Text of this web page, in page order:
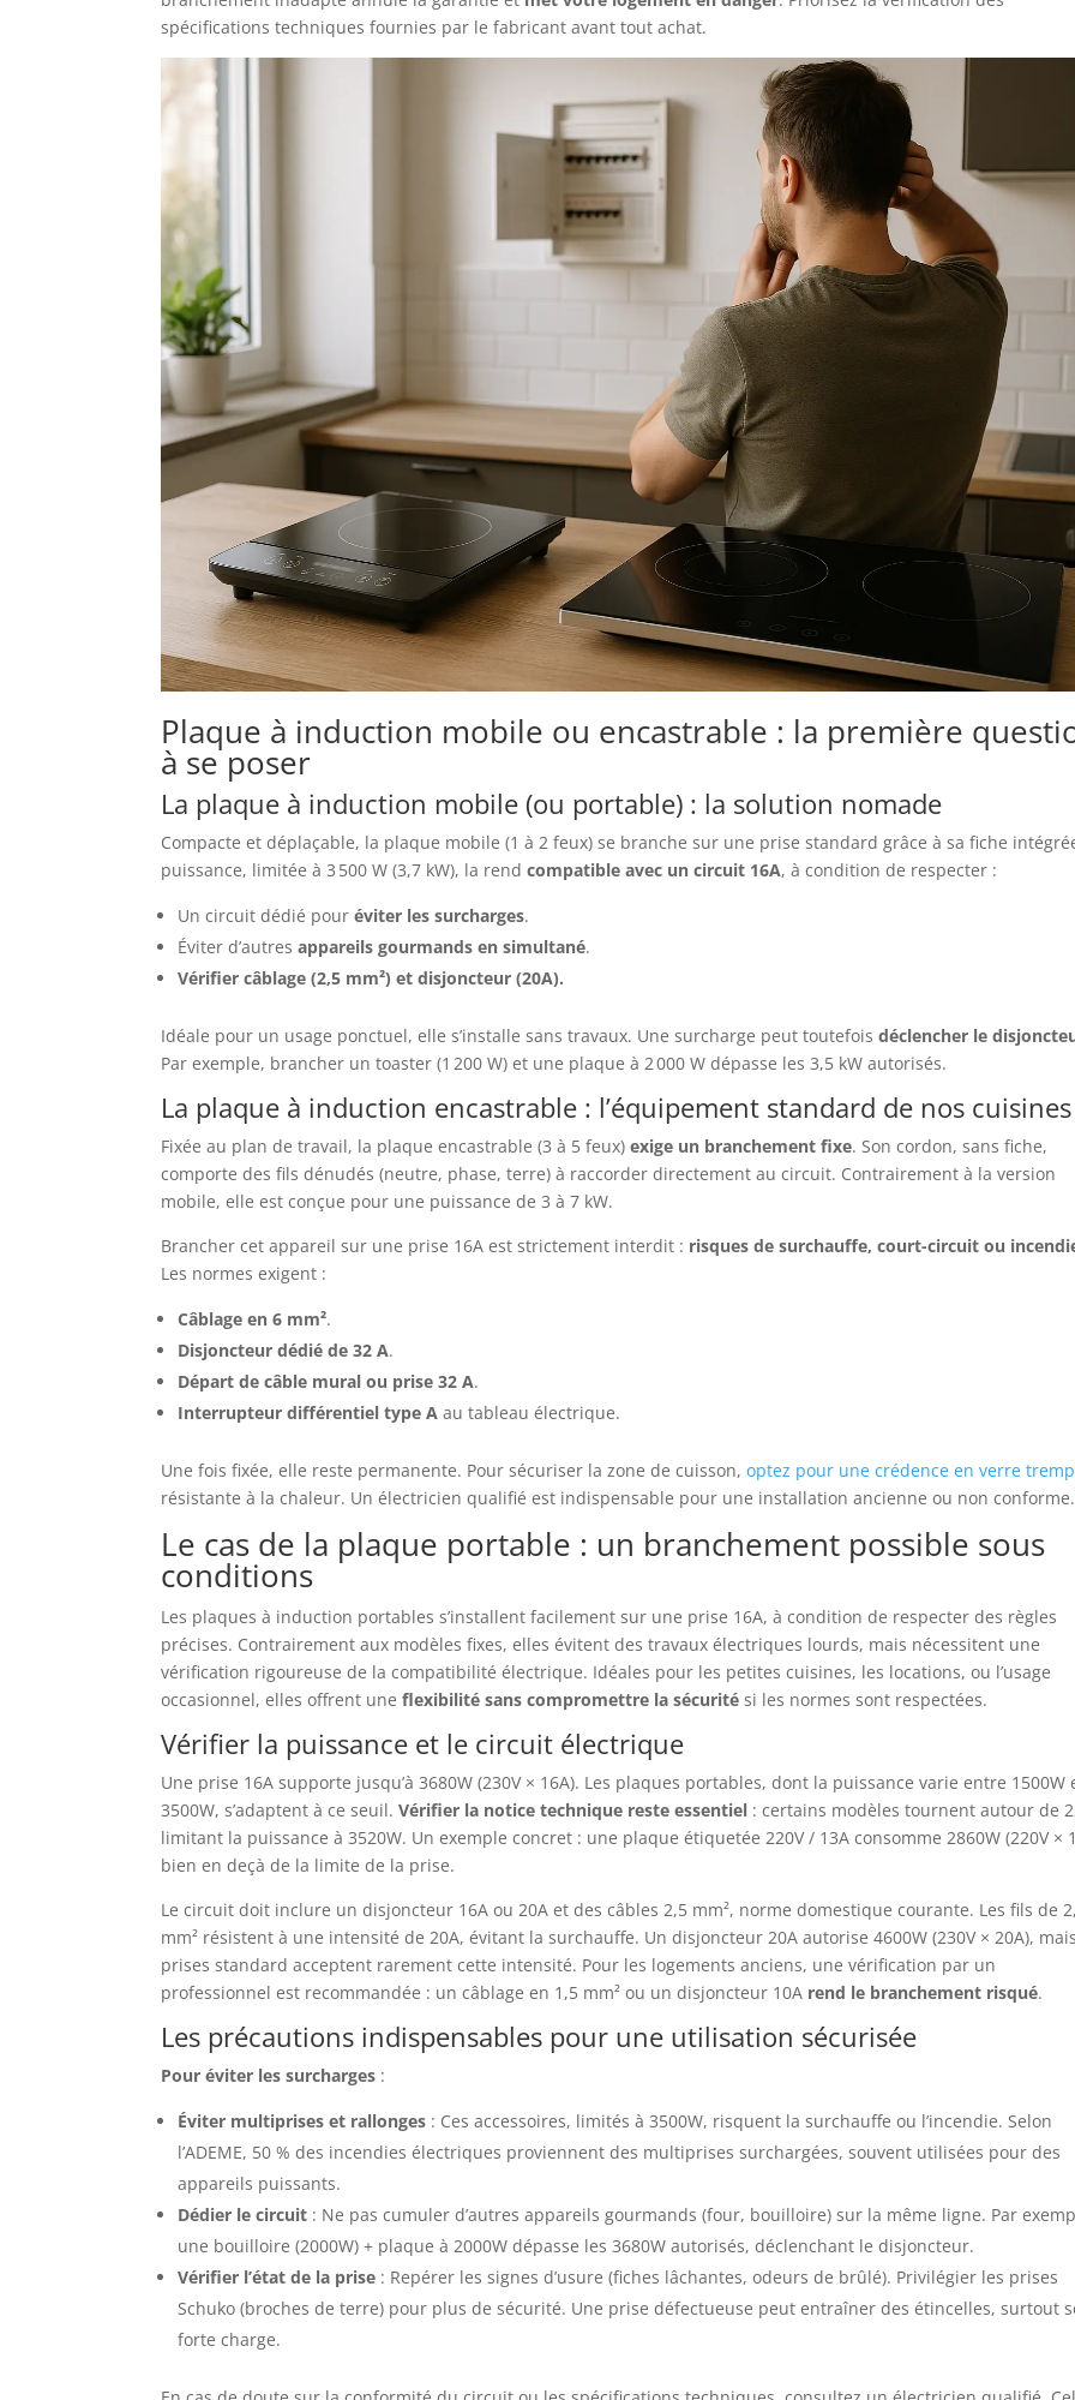
spécifications techniques fournies par le fabricant avant tout achat.
Plaque à induction mobile ou encastrable : la première
à se poser
La plaque à induction mobile (ou portable) : la solution nomade
Compacte et déplaçable, la plaque mobile (1 à 2 feux) se branche sur une prise standard grâce à sa fiche
puissance, limitée à 3 500 W (3,7 kW), la rendcompatible avec un circuit 16A, à condition de respecter :
Un circuit dédié pouréviter les surcharges.
Éviter d’autresappareils gourmands en simultané.
Vérifier câblage (2,5 mm²) et disjoncteur (20A).
Idéale pour un usage ponctuel, elle s’installe sans travaux. Une surcharge peut toutefoisdéclencher le
Par exemple, brancher un toaster (1 200 W) et une plaque à 2 000 W dépasse les 3,5 kW autorisés.
La plaque à induction encastrable : l’équipement standard de nos cuisines
Fixée au plan de travail, la plaque encastrable (3 à 5 feux)exige un branchement fixe. Son cordon, sans fiche,
comporte des fils dénudés (neutre, phase, terre) à raccorder directement au circuit. Contrairement à la version
mobile, elle est conçue pour une puissance de 3 à 7 kW.
Brancher cet appareil sur une prise 16A est strictement interdit : risques de surchauffe, court-circuit ou
Les normes exigent :
Câblage en 6 mm².
Disjoncteur dédié de 32 A.
Départ de câble mural ou prise 32 A.
Interrupteur différentiel type A au tableau électrique.
Une fois fixée, elle reste permanente. Pour sécuriser la zone de cuisson,optez pour une crédence en verre
résistante à la chaleur. Un électricien qualifié est indispensable pour une installation ancienne ou non conforme.
Le cas de la plaque portable : un branchement possible sous
conditions
Les plaques à induction portables s’installent facilement sur une prise 16A, à condition de respecter des règles
précises. Contrairement aux modèles fixes, elles évitent des travaux électriques lourds, mais nécessitent une
vérification rigoureuse de la compatibilité électrique. Idéales pour les petites cuisines, les locations, ou l’usage
occasionnel, elles offrent uneflexibilité sans compromettre la sécurité si les normes sont respectées.
Vérifier la puissance et le circuit électrique
Une prise 16A supporte jusqu’à 3680W (230V × 16A). Les plaques portables, dont la puissance varie entre 1500W
3500W, s’adaptent à ce seuil.Vérifier la notice technique reste essentiel : certains modèles tournent autour de
limitant la puissance à 3520W. Un exemple concret : une plaque étiquetée 220V / 13A consomme 2860W (220V ×
bien en deçà de la limite de la prise.
Le circuit doit inclure un disjoncteur 16A ou 20A et des câbles 2,5 mm², norme domestique courante. Les fils de
mm² résistent à une intensité de 20A, évitant la surchauffe. Un disjoncteur 20A autorise 4600W (230V × 20A),
prises standard acceptent rarement cette intensité. Pour les logements anciens, une vérification par un
professionnel est recommandée : un câblage en 1,5 mm² ou un disjoncteur 10A rend le branchement risqué.
Les précautions indispensables pour une utilisation sécurisée
Pour éviter les surcharges :
Éviter multiprises et rallonges : Ces accessoires, limités à 3500W, risquent la surchauffe ou l’incendie. Selon
l’ADEME, 50 % des incendies électriques proviennent des multiprises surchargées, souvent utilisées pour des
appareils puissants.
Dédier le circuit : Ne pas cumuler d’autres appareils gourmands (four, bouilloire) sur la même ligne. Par
une bouilloire (2000W) + plaque à 2000W dépasse les 3680W autorisés, déclenchant le disjoncteur.
Vérifier l’état de la prise : Repérer les signes d’usure (fiches lâchantes, odeurs de brûlé). Privilégier les prises
Schuko (broches de terre) pour plus de sécurité. Une prise défectueuse peut entraîner des étincelles, surtout
forte charge.